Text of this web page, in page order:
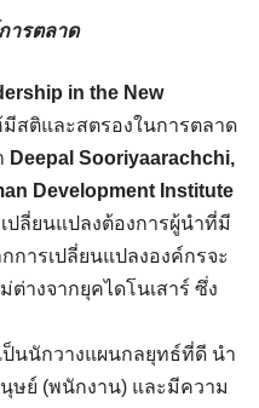
ารตลาด
in the New
มีสติและสตรองในการตลาด
Deepal Sooriyaarachchi,
Development Institute
ปลี่ยนแปลงต้องการผู้นำที่มี
การเปลี่ยนแปลงองค์กรจะ
ต่างจากยุคไดโนเสาร์ ซึ่ง
นนักวางแผนกลยุทธ์ที่ดี นำ
ย์ (พนักงาน) และมีความ